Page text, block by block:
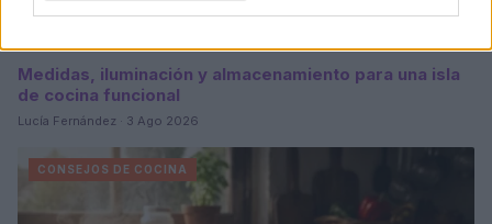
Medidas, iluminación y almacenamiento para una isla
de cocina funcional
Lucía Fernández · 3 Ago 2026
CONSEJOS DE COCINA